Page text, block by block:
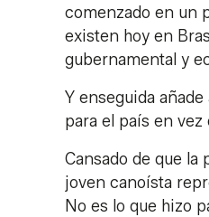
comenzado en un
existen hoy en
gubernamental y
Y enseguida
para el país en
Cansado de que
joven canoísta
No es lo que hizo